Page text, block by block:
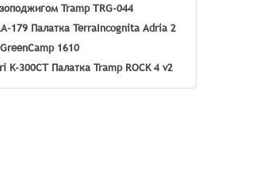
Tramp TRG-044
179 Палатка TerraIncognita Adria 2
1610
K-300СТ Палатка Tramp ROCK 4 v2